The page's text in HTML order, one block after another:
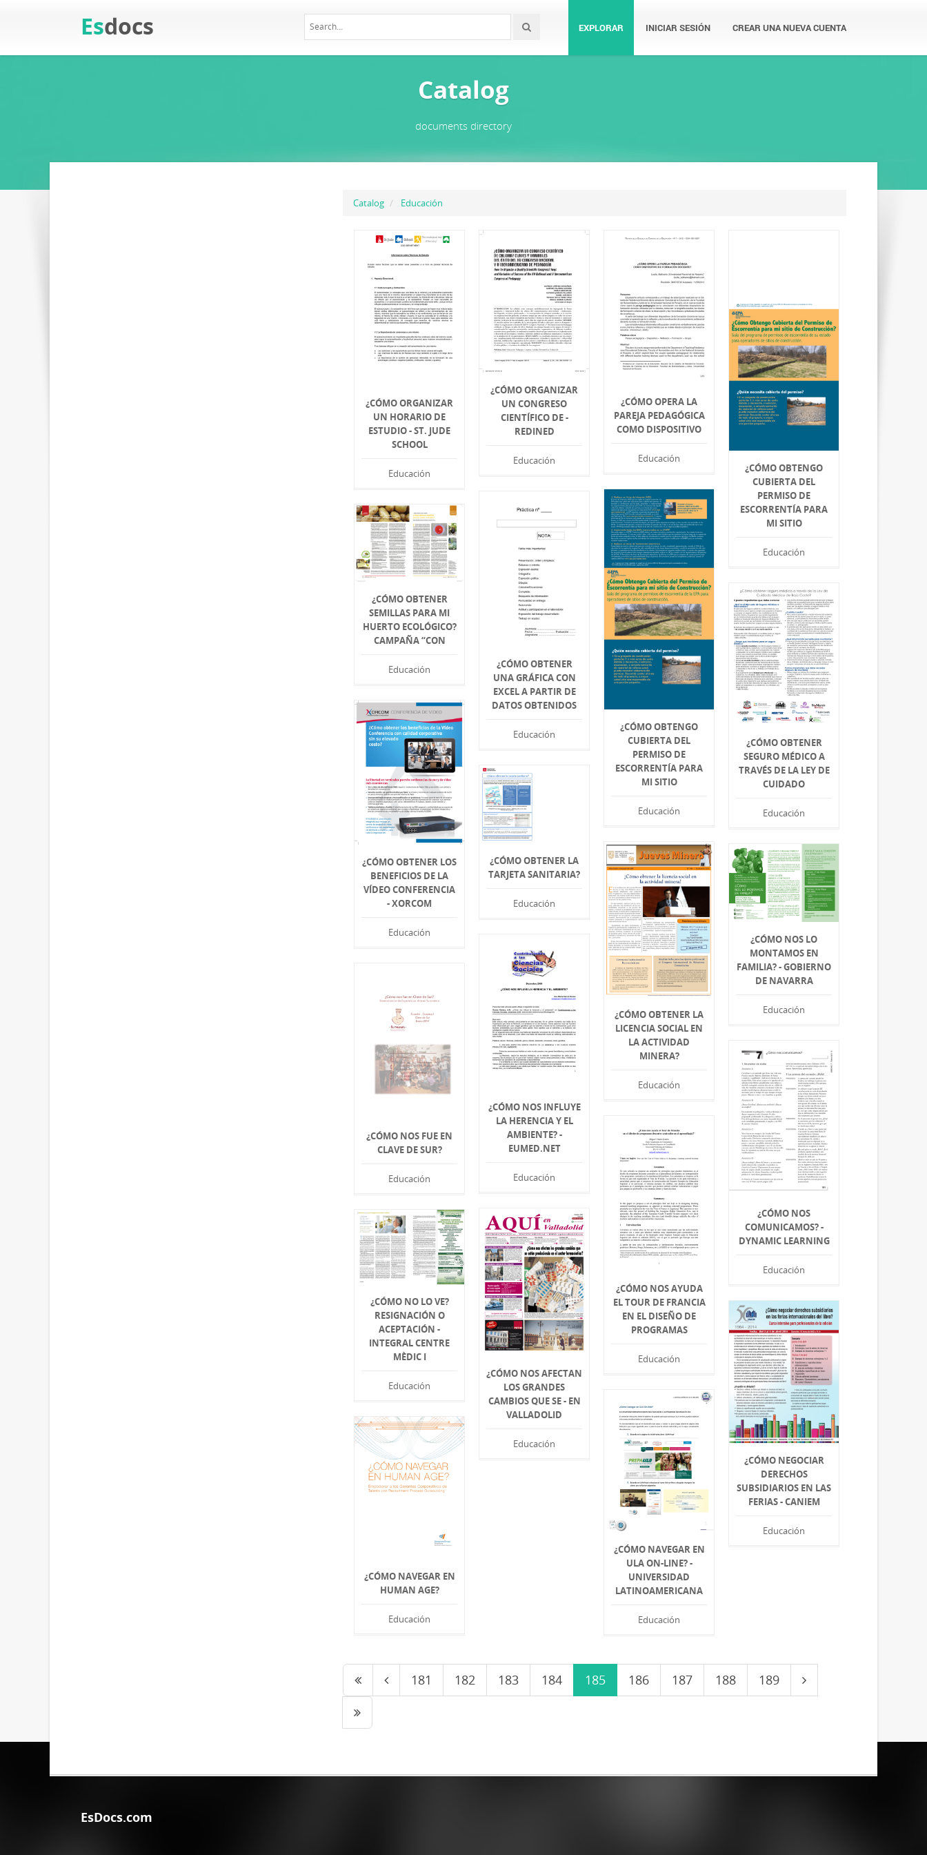
Esdocs EXPLORAR INICIAR SESIÓN CREAR UNA NUEVA CUENTA
Catalog
documents directory
Catalog Educación
¿CÓMO ORGANIZAR
UN HORARIO DE
ESTUDIO - ST. JUDE
SCHOOL
Educación
¿CÓMO ORGANIZAR
UN CONGRESO
CIENTÍFICO DE -
REDINED
Educación
¿CÓMO OPERA LA
PAREJA PEDAGÓGICA
COMO DISPOSITIVO
Educación
¿CÓMO OBTENGO
CUBIERTA DEL
PERMISO DE
ESCORRENTÍA PARA
MI SITIO
Educación
¿CÓMO OBTENGO
CUBIERTA DEL
PERMISO DE
ESCORRENTÍA PARA
MI SITIO
Educación
¿CÓMO OBTENER
UNA GRÁFICA CON
EXCEL A PARTIR DE
DATOS OBTENIDOS
Educación
¿CÓMO OBTENER
SEMILLAS PARA MI
HUERTO ECOLÓGICO?
CAMPAÑA “CON
Educación
¿CÓMO OBTENER
SEGURO MÉDICO A
TRAVÉS DE LA LEY DE
CUIDADO
Educación
¿CÓMO OBTENER LOS
BENEFICIOS DE LA
VÍDEO CONFERENCIA
- XORCOM
Educación
¿CÓMO OBTENER LA
TARJETA SANITARIA?
Educación
¿CÓMO OBTENER LA
LICENCIA SOCIAL EN
LA ACTIVIDAD
MINERA?
Educación
¿CÓMO NOS LO
MONTAMOS EN
FAMILIA? - GOBIERNO
DE NAVARRA
Educación
¿CÓMO NOS INFLUYE
LA HERENCIA Y EL
AMBIENTE? -
EUMED.NET
Educación
¿CÓMO NOS FUE EN
CLAVE DE SUR?
Educación
¿CÓMO NOS
COMUNICAMOS? -
DYNAMIC LEARNING
Educación
¿CÓMO NOS AYUDA
EL TOUR DE FRANCIA
EN EL DISEÑO DE
PROGRAMAS
Educación
¿CÓMO NOS AFECTAN
LOS GRANDES
CAMBIOS QUE SE - EN
VALLADOLID
Educación
¿CÓMO NO LO VE?
RESIGNACIÓN O
ACEPTACIÓN -
INTEGRAL CENTRE
MÈDIC I
Educación
¿CÓMO NEGOCIAR
DERECHOS
SUBSIDIARIOS EN LAS
FERIAS - CANIEM
Educación
¿CÓMO NAVEGAR EN
ULA ON-LINE? -
UNIVERSIDAD
LATINOAMERICANA
Educación
¿CÓMO NAVEGAR EN
HUMAN AGE?
Educación
181 182 183 184 185 186 187 188 189
EsDocs.com